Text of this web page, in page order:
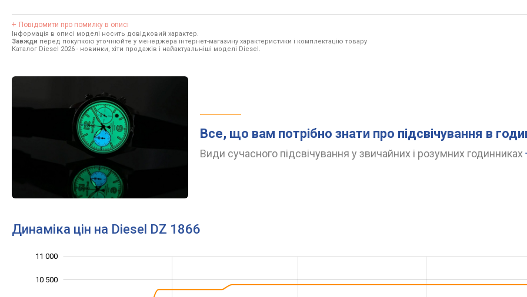
Повідомити про помилку в описі
Інформація в описі моделі носить довідковий характер.
Завжди перед покупкою уточнюйте у менеджера інтернет-магазину характеристики і комплектацію товару
Каталог Diesel 2026 - новинки, хіти продажів і найактуальніші моделі Diesel.
Все, що вам потрібно знати про підсвічування в
Види сучасного підсвічування у звичайних і розумних годинниках
Динаміка цін на Diesel DZ 1866
10 500
11 000